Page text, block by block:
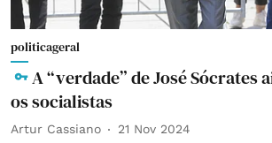
politicageral
A “verdade” de José Sócrates
os socialistas
Artur Cassiano 21 Nov 2024